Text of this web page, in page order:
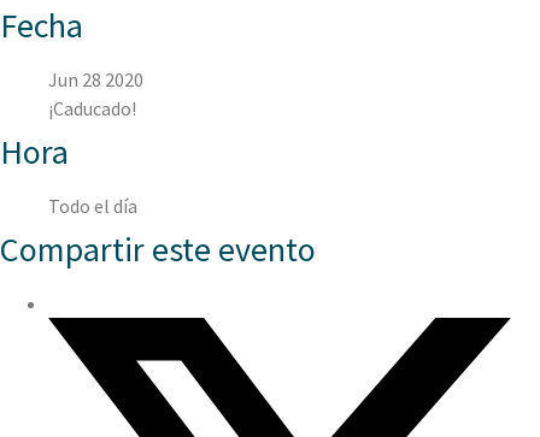
Fecha
Jun 28 2020
¡Caducado!
Hora
Todo el día
Compartir este evento